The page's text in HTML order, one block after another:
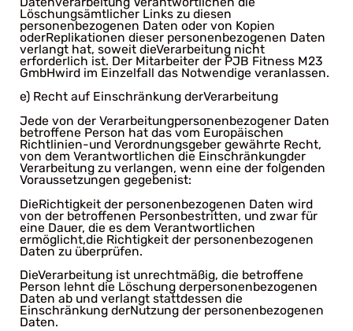
Löschungsämtlicher Links zu diesen
personenbezogenen Daten oder von Kopien
oderReplikationen dieser personenbezogenen Daten
verlangt hat, soweit dieVerarbeitung nicht
erforderlich ist. Der Mitarbeiter der PJB Fitness M23
GmbHwird im Einzelfall das Notwendige veranlassen.
e) Recht auf Einschränkung derVerarbeitung
Jede von der Verarbeitungpersonenbezogener Daten
betroffene Person hat das vom Europäischen
Richtlinien-und Verordnungsgeber gewährte Recht,
von dem Verantwortlichen die Einschränkungder
Verarbeitung zu verlangen, wenn eine der folgenden
Voraussetzungen gegebenist:
DieRichtigkeit der personenbezogenen Daten wird
von der betroffenen Personbestritten, und zwar für
eine Dauer, die es dem Verantwortlichen
ermöglicht,die Richtigkeit der personenbezogenen
Daten zu überprüfen.
DieVerarbeitung ist unrechtmäßig, die betroffene
Person lehnt die Löschung derpersonenbezogenen
Daten ab und verlangt stattdessen die
Einschränkung derNutzung der personenbezogenen
Daten.